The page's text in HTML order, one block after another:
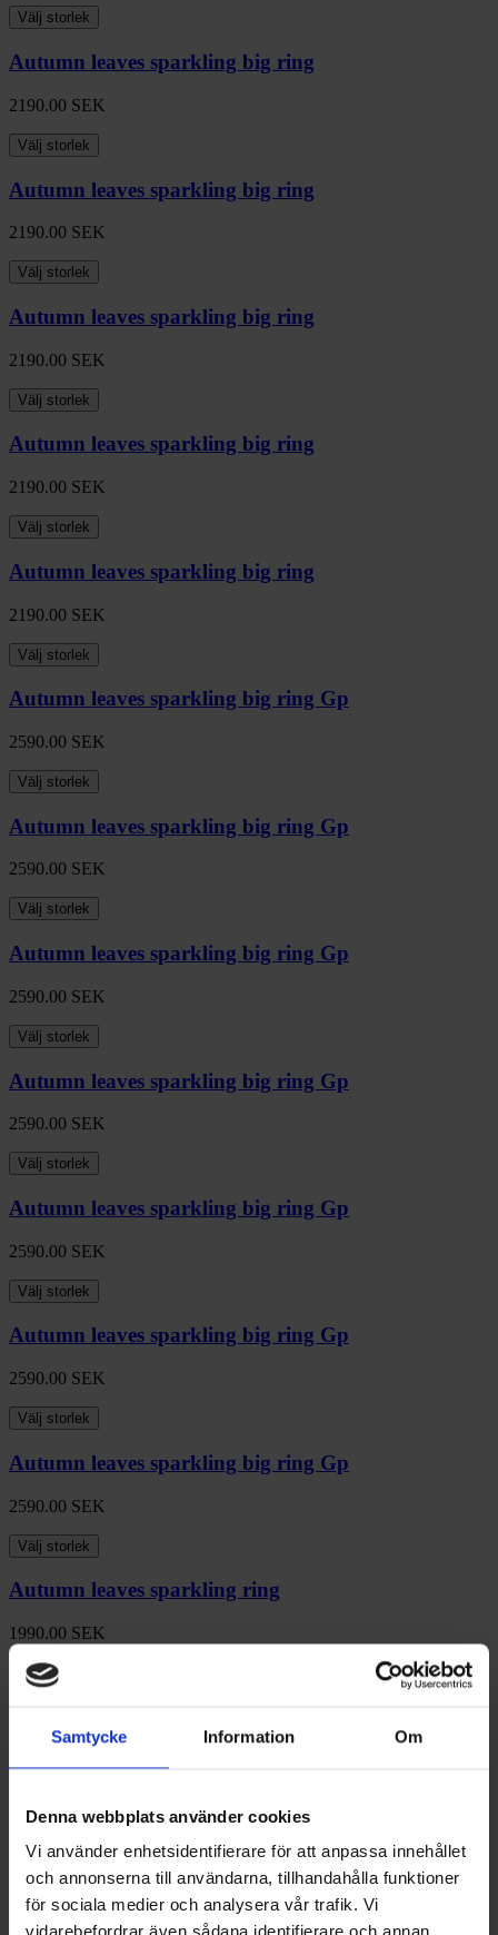
Samtycke Information Om
Denna webbplats använder cookies
Vi använder enhetsidentifierare för att anpassa innehållet
och annonserna till användarna, tillhandahålla funktioner
för sociala medier och analysera vår trafik. Vi
vidarebefordrar även sådana identifierare och annan
Välj storlek
Autumn leaves sparkling big ring
2190.00 SEK
Välj storlek
Autumn leaves sparkling big ring
2190.00 SEK
Välj storlek
Autumn leaves sparkling big ring
2190.00 SEK
Välj storlek
Autumn leaves sparkling big ring
2190.00 SEK
Välj storlek
Autumn leaves sparkling big ring
2190.00 SEK
Välj storlek
Autumn leaves sparkling big ring Gp
2590.00 SEK
Välj storlek
Autumn leaves sparkling big ring Gp
2590.00 SEK
Välj storlek
Autumn leaves sparkling big ring Gp
2590.00 SEK
Välj storlek
Autumn leaves sparkling big ring Gp
2590.00 SEK
Välj storlek
Autumn leaves sparkling big ring Gp
2590.00 SEK
Välj storlek
Autumn leaves sparkling big ring Gp
2590.00 SEK
Välj storlek
Autumn leaves sparkling big ring Gp
2590.00 SEK
Välj storlek
Autumn leaves sparkling ring
1990.00 SEK
Välj storlek
Autumn leaves sparkling ring
1990.00SEK
Välj storlek